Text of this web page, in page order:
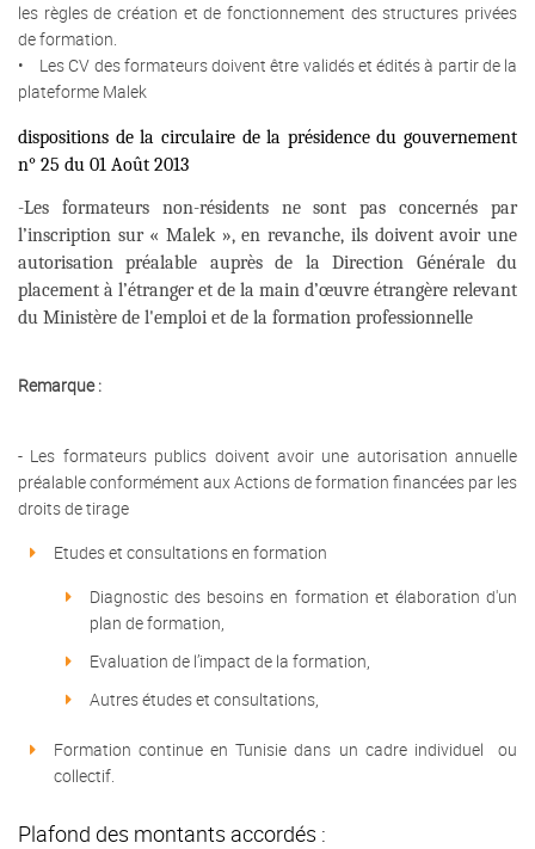
les règles de création et de fonctionnement des structures privées
de formation.
• Les CV des formateurs doivent être validés et édités à partir de la
plateforme Malek
dispositions de la circulaire de la présidence du gouvernement
n° 25 du 01 Août 2013
-Les formateurs non-résidents ne sont pas concernés par
l’inscription sur « Malek », en revanche, ils doivent avoir une
autorisation préalable auprès de la Direction Générale du
placement à l’étranger et de la main d’œuvre étrangère relevant
du Ministère de l'emploi et de la formation professionnelle
Remarque :
- Les formateurs publics doivent avoir une autorisation annuelle
préalable conformément aux Actions de formation financées par les
droits de tirage
Etudes et consultations en formation
Diagnostic des besoins en formation et élaboration d'un
plan de formation,
Evaluation de l’impact de la formation,
Autres études et consultations,
Formation continue en Tunisie dans un cadre individuel ou
collectif.
Plafond des montants accordés :